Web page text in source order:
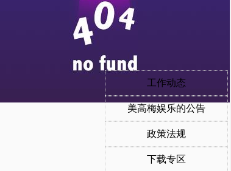
工作动态
美高梅娱乐的公告
政策法规
下载专区